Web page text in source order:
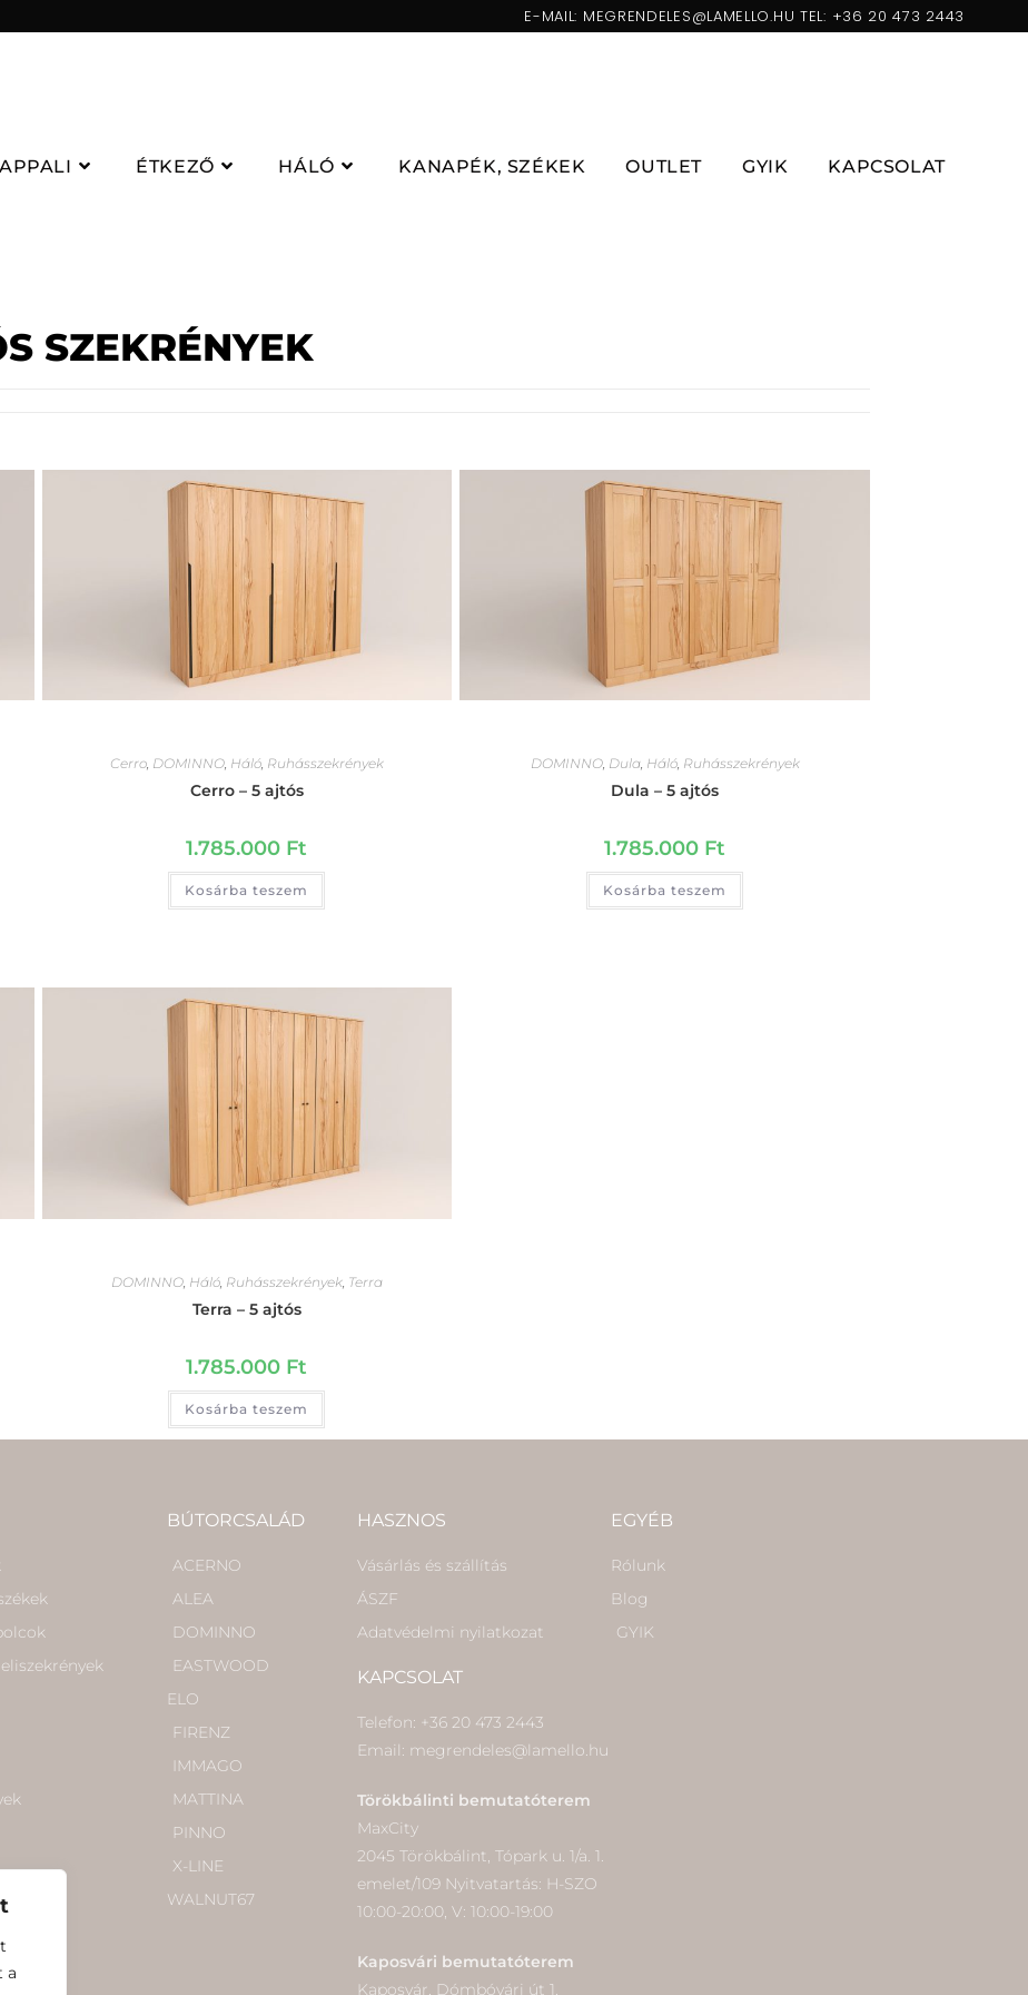
a
E-MAIL: MEGRENDELES@LAMELLO.HU TEL: +36 20 473 2443
ÉTKEZŐ HÁLÓ KANAPÉK, SZÉKEK OUTLET GYIK KAPCSOLAT
SZEKRÉNYEK
Cerro, DOMINNO, Háló, Ruhásszekrények
Cerro – 5 ajtós
1.785.000 Ft
Kosárba teszem
DOMINNO, Dula, Háló, Ruhásszekrények
Dula – 5 ajtós
1.785.000 Ft
Kosárba teszem
DOMINNO, Háló, Ruhásszekrények, Terra
Terra – 5 ajtós
1.785.000 Ft
Kosárba teszem
BÚTORCSALÁD
ACERNO
ALEA
DOMINNO
EASTWOOD
ELO
FIRENZ
IMMAGO
MATTINA
PINNO
X-LINE
WALNUT67
HASZNOS
Vásárlás és szállítás
ÁSZF
Adatvédelmi nyilatkozat
KAPCSOLAT
Telefon: +36 20 473 2443
Email: megrendeles@lamello.hu
Törökbálinti bemutatóterem
MaxCity
2045 Törökbálint, Tópark u. 1/a. 1.
emelet/109 Nyitvatartás: H-SZO
10:00-20:00, V: 10:00-19:00
Kaposvári bemutatóterem
Kaposvár, Dómbóvári út 1.
EGYÉB
Rólunk
Blog
GYIK